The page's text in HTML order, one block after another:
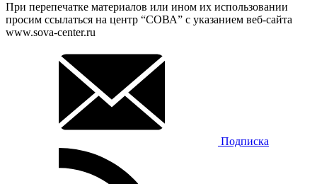
При перепечатке материалов или ином их использовании
просим ссылаться на центр “СОВА” с указанием веб-сайта
www.sova-center.ru
Подписка